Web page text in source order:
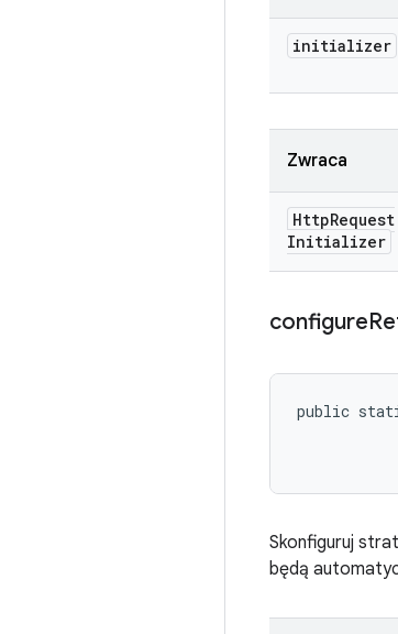
initializer
Zwraca
HttpRequest
Initializer
configure
public
Skonfiguruj
będą